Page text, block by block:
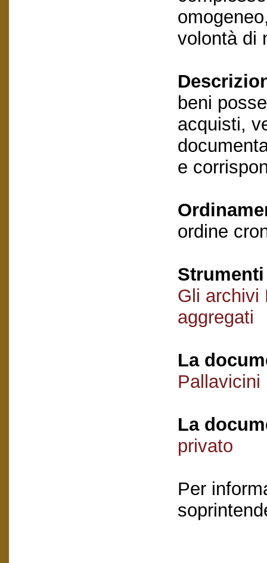
volontà di
beni
acquisti,
e
ordine
Gli archivi
aggregati
La
Pallavicini
La
privato
Per